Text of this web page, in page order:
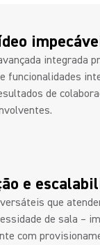
integrada
funcionalidades
de
e
que
de sala –
com